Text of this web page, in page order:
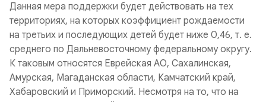
Данная мера поддержки будет действовать на тех
территориях, на которых коэффициент рождаемости
на третьих и последующих детей будет ниже 0,46, т. е.
среднего по Дальневосточному федеральному округу.
К таковым относятся Еврейская АО, Сахалинская,
Амурская, Магаданская области, Камчатский край,
Хабаровский и Приморский. Несмотря на то, что на